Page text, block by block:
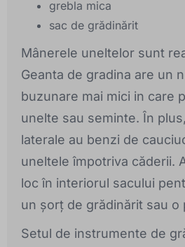
grebla mica
sac de grădinărit
Mânerele uneltelor sunt
Geanta de gradina are un
buzunare mai mici in care
unelte sau seminte. În
laterale au benzi de
uneltele împotriva căderii.
loc în interiorul sacului
un șorț de grădinărit sau o
Setul de instrumente de